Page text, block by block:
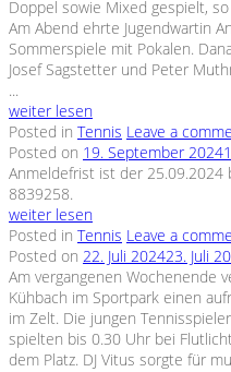
Doppel sowie Mixed gespielt,
Am Abend ehrte Jugendwartin
Sommerspiele mit Pokalen.
Josef Sagstetter und Peter
...
weiter lesen
Posted in Tennis Leave a
Posted on 19. September 2024
Anmeldefrist ist der 25.09.2024
8839258.
weiter lesen
Posted in Tennis Leave a
Posted on 22. Juli 202423. Juli
Am vergangenen Wochenende
Kühbach im Sportpark einen
im Zelt. Die jungen
spielten bis 0.30 Uhr bei
dem Platz. DJ Vitus sorgte für